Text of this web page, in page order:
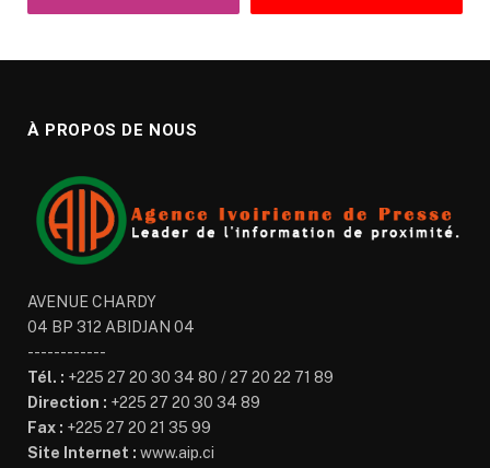
À PROPOS DE NOUS
AVENUE CHARDY
04 BP 312 ABIDJAN 04
------------
Tél. : +225 27 20 30 34 80 / 27 20 22 71 89
Direction : +225 27 20 30 34 89
Fax : +225 27 20 21 35 99
Site Internet : www.aip.ci